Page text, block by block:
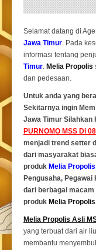
Selamat datang di
Jawa Timur. Pada
informasi tentang
Timur. Melia Propolis
dan pedesaan.
Untuk anda yang
Sekitarnya ingin
Jawa Timur Silahkan
PURNOMO MSS Di
menjadi trend setter
dari masyarakat
produk Melia Propolis
Pengusaha,
dari berbagai
produk Melia Propolis
Melia Propolis Asli
yang terbuat dari air
membantu